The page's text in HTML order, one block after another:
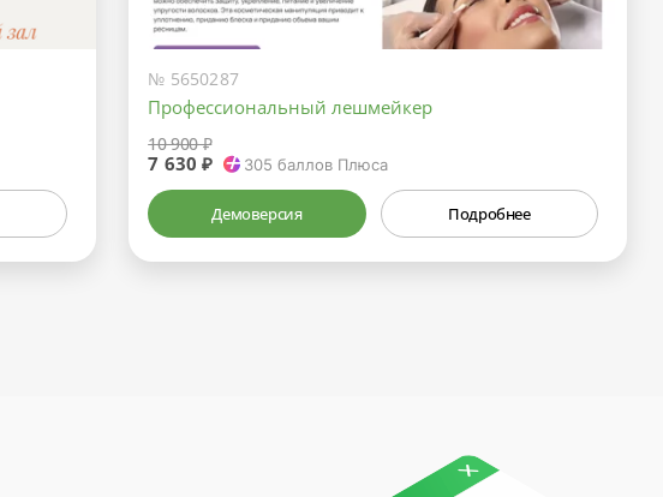
№ 5650287
Профессиональный лешмейкер
10 900 ₽
7 630 ₽ 305 баллов Плюса
Демоверсия Подробнее